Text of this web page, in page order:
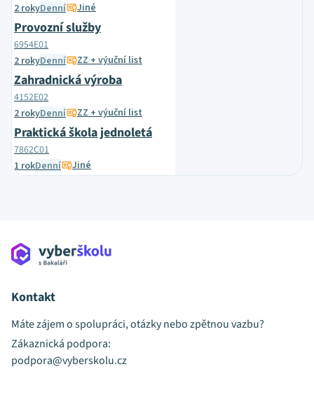
2 rokyDenní Jiné
Provozní služby
6954E01
2 rokyDenní ZZ + výuční list
Zahradnická výroba
4152E02
2 rokyDenní ZZ + výuční list
Praktická škola jednoletá
7862C01
1 rokDenní Jiné
Kontakt
Máte zájem o spolupráci, otázky nebo zpětnou vazbu?
Zákaznická podpora:
podpora@vyberskolu.cz